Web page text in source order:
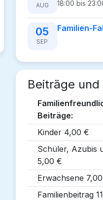
AUG 18:00 bis
05
SEP
Familien-
Beiträge
Beiträge:
Kinder 4,00 €
Schüler, Azubis
5,00 €
Erwachsene
Familienbeitrag